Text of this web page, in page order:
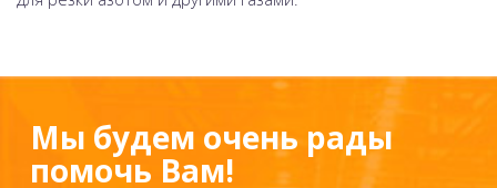
Мы будем очень рады
помочь Вам!